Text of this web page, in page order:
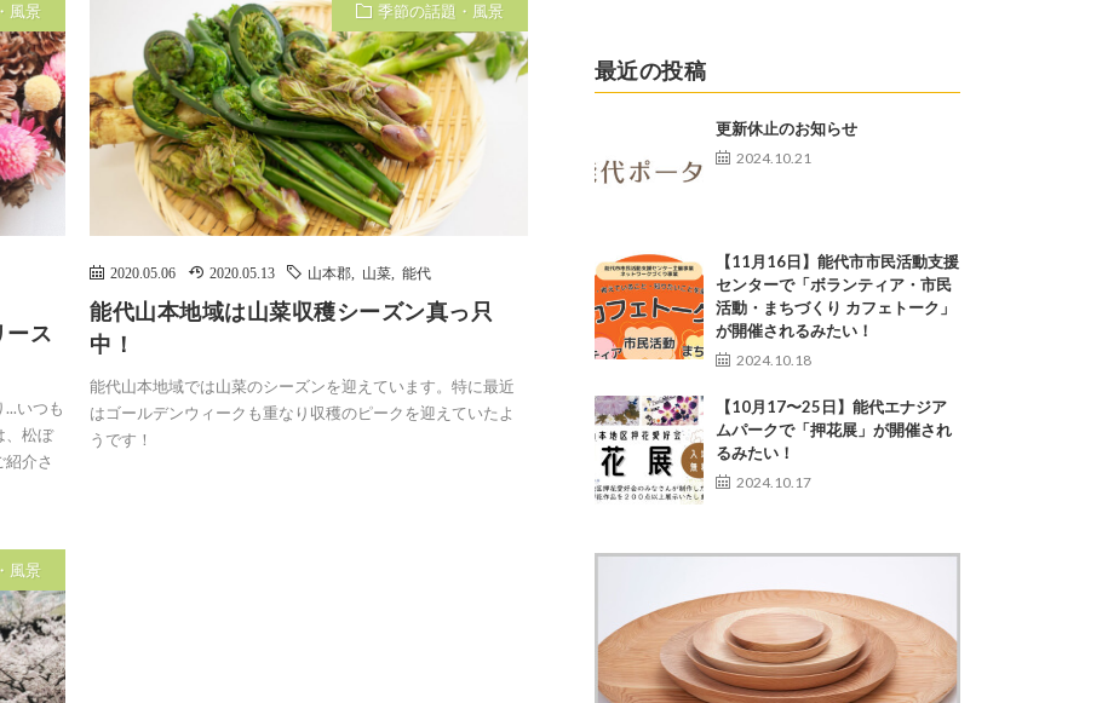
風景
ース
いつも
、松ぼ
介さ
季節の話題・風景
2020.05.06 2020.05.13 山本郡 山菜 ,能代
能代山本地域は山菜収穫シーズン真っ只
中！
能代山本地域では山菜のシーズンを迎えています。特に最近
はゴールデンウィークも重なり収穫のピークを迎えていたよ
うです！
風景
最近の投稿
更新休止のお知らせ
2024.10.21
【11月16日】能代市市民活動支援
センターで「ボランティア・市民
活動・まちづくり カフェトーク」
が開催されるみたい！
2024.10.18
【10月17〜25日】能代エナジア
ムパークで「押花展」が開催され
るみたい！
2024.10.17